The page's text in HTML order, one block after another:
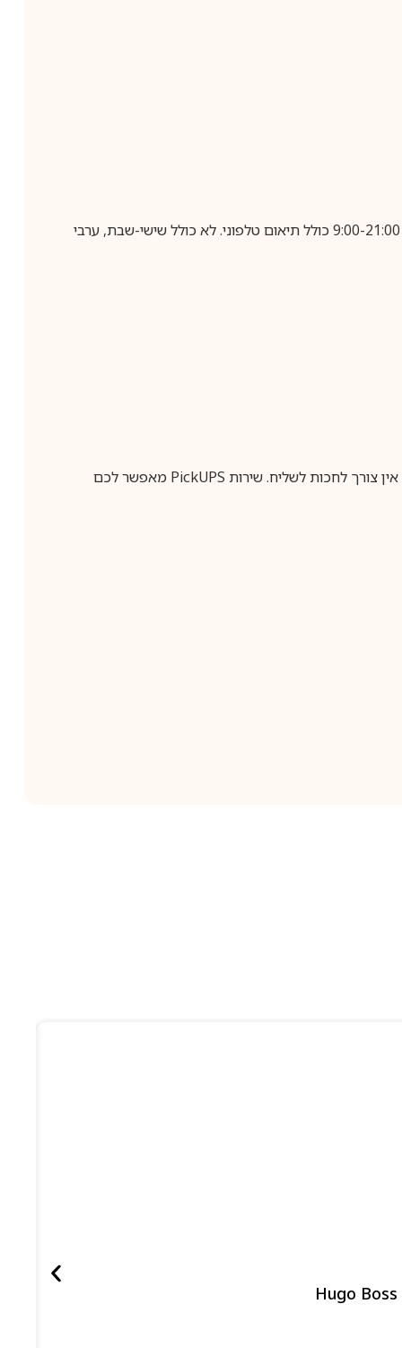
בביצוע הזמנה עד השעה 10:00 בימים א-ה, קבלת המשלוח תבוצע עד חמישה ימי עסקים מיום שלאחר ביצוע ההזמנה, בין השעות 9:00-21:00 כולל תיאום טלפוני. לא כולל שישי-שבת, ערבי
צורך לחכות לשליח. שירות PickUPS מאפשר לכם